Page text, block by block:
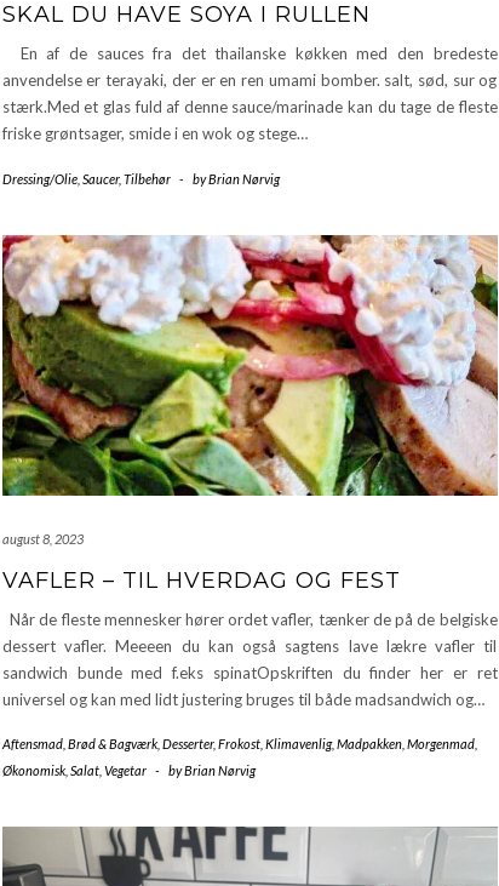
SKAL DU HAVE SOYA I RULLEN
En af de sauces fra det thailanske køkken med den bredeste
anvendelse er terayaki, der er en ren umami bomber. salt, sød, sur og
stærk.Med et glas fuld af denne sauce/marinade kan du tage de fleste
friske grøntsager, smide i en wok og stege…
Dressing/Olie, Saucer, Tilbehør - byBrian Nørvig
august 8, 2023
VAFLER – TIL HVERDAG OG FEST
Når de fleste mennesker hører ordet vafler, tænker de på de belgiske
dessert vafler. Meeeen du kan også sagtens lave lækre vafler til
sandwich bunde med f.eks spinatOpskriften du finder her er ret
universel og kan med lidt justering bruges til både madsandwich og…
Aftensmad, Brød & Bagværk, Desserter, Frokost, Klimavenlig, Madpakken, Morgenmad,
Økonomisk, Salat, Vegetar - byBrian Nørvig